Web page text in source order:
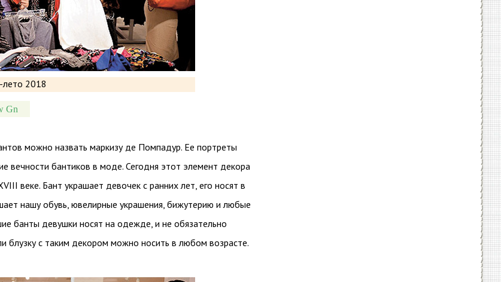
Gn
можно назвать маркизу де Помпадур. Ее портреты
вечности бантиков в моде. Сегодня этот элемент декора
веке. Бант украшает девочек с ранних лет, его носят в
нашу обувь, ювелирные украшения, бижутерию и любые
банты девушки носят на одежде, и не обязательно
блузку с таким декором можно носить в любом возрасте.